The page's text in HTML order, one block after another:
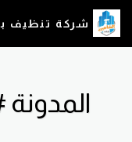
شركة تنظيف